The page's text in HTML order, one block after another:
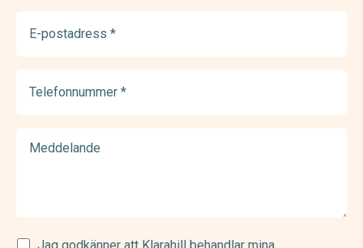
postadress
(Required)
Samtycke